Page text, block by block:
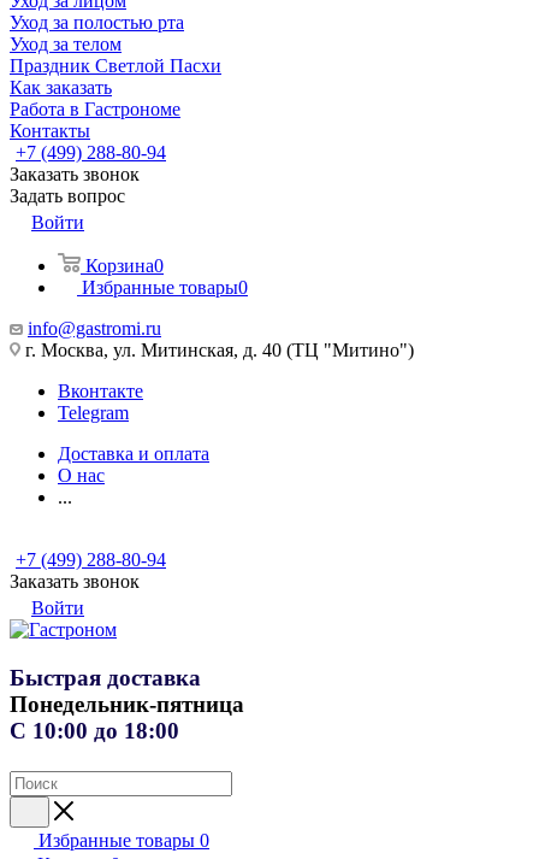
Уход за полостью рта
Уход за телом
Праздник Светлой Пасхи
Как заказать
Работа в Гастрономе
Контакты
+7 (499) 288-80-94
Заказать звонок
Задать вопрос
Войти
Корзина0
Избранные товары0
info@gastromi.ru
г. Москва, ул. Митинская, д. 40 (ТЦ "Митино")
Вконтакте
Telegram
Доставка и оплата
О нас
...
+7 (499) 288-80-94
Заказать звонок
Войти
Быстрая доставка
Понедельник-пятница
С 10:00 до 18:00
Избранные товары 0